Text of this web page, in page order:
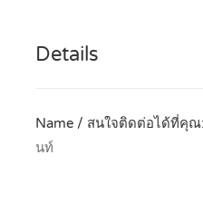
Details
Name / สนใจติดต่อได้ที่คุณ:
นท์